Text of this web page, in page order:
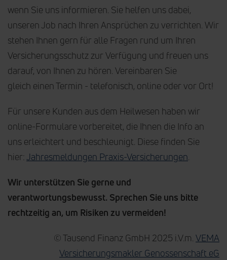
wenn Sie uns informieren. Sie helfen uns dabei,
unseren Job nach Ihren Ansprüchen zu verrichten. Wir
stehen Ihnen gern für alle Fragen rund um Ihren
Versicherungsschutz zur Verfügung und freuen uns
darauf, von Ihnen zu hören. Vereinbaren Sie
gleich einen Termin - telefonisch, online oder vor Ort!
Für unsere Kunden aus dem Heilwesen haben wir
online-Formulare vorbereitet, die Ihnen die Info an
uns erleichtert und beschleunigt. Diese finden Sie
hier:Jahresmeldungen Praxis-Versicherungen.
Wir unterstützen Sie gerne und
verantwortungsbewusst. Sprechen Sie uns bitte
rechtzeitig an, um Risiken zu vermeiden!
© Tausend Finanz GmbH 2025 i.V.m. VEMA
Versicherungsmakler Genossenschaft eG